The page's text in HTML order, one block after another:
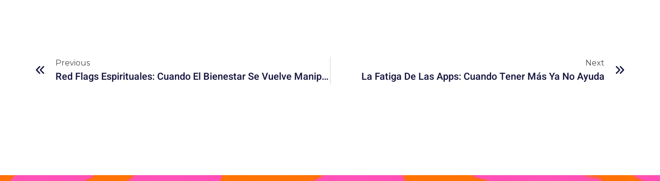
Previous
Red Flags Espirituales: Cuando El Bienestar Se Vuelve Manipulación
Next
La Fatiga De Las Apps: Cuando Tener Más Ya No Ayuda